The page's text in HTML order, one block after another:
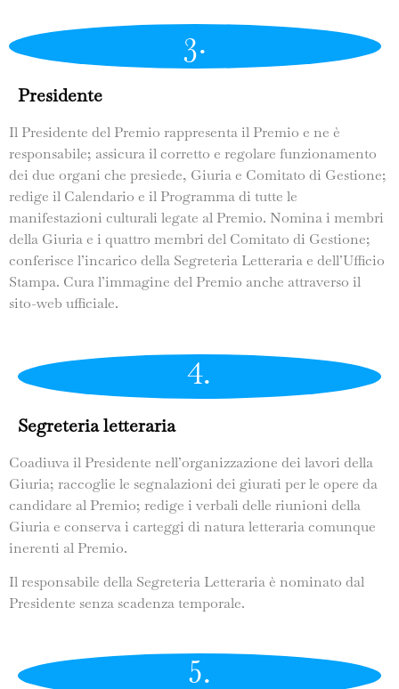
3.
Presidente
Il Presidente del Premio rappresenta il Premio e ne è
responsabile; assicura il corretto e regolare funzionamento
dei due organi che presiede, Giuria e Comitato di Gestione;
redige il Calendario e il Programma di tutte le
manifestazioni culturali legate al Premio. Nomina i membri
della Giuria e i quattro membri del Comitato di Gestione;
conferisce l’incarico della Segreteria Letteraria e dell’Ufficio
Stampa. Cura l’immagine del Premio anche attraverso il
sito-web ufficiale.
4.
Segreteria letteraria
Coadiuva il Presidente nell’organizzazione dei lavori della
Giuria; raccoglie le segnalazioni dei giurati per le opere da
candidare al Premio; redige i verbali delle riunioni della
Giuria e conserva i carteggi di natura letteraria comunque
inerenti al Premio.
Il responsabile della Segreteria Letteraria è nominato dal
Presidente senza scadenza temporale.
5.